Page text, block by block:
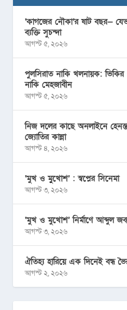
‘কাগজের নৌকা’র ষাট বছর—
ব্যক্তি সুচন্দা
আগস্ট ৫, ২০২৬
পুলসিরাত নাকি খলনায়ক: ভিকির
নাকি মেহজাবীন
আগস্ট ৫, ২০২৬
নিজ দলের কাছে অনলাইনে
জ্যোতির কান্না
আগস্ট ৪, ২০২৬
‘মুখ ও মু্খোশ’ : স্বপ্নের সিনেমা
আগস্ট ৩, ২০২৬
‘মুখ ও মুখোশ’ নির্মাণে আব্দুল
আগস্ট ৩, ২০২৬
ঐতিহ্য হারিয়ে এক দিনেই বন্ধ
আগস্ট ২, ২০২৬